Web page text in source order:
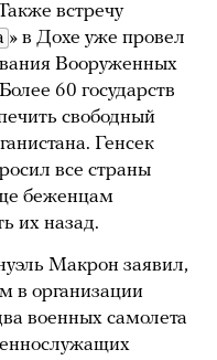
встречу
» в Дохе уже провел
Вооруженных
60 государств
свободный
Генсек
все страны
беженцам
их назад.
Макрон заявил,
в организации
военных самолета